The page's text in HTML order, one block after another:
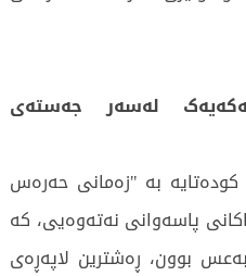
لەسەر جەستەی
بە "زەمانی حەرەس
پاسەوانی نەتەوەیی، کە
بوون، ڕەشترین لاپەڕەی